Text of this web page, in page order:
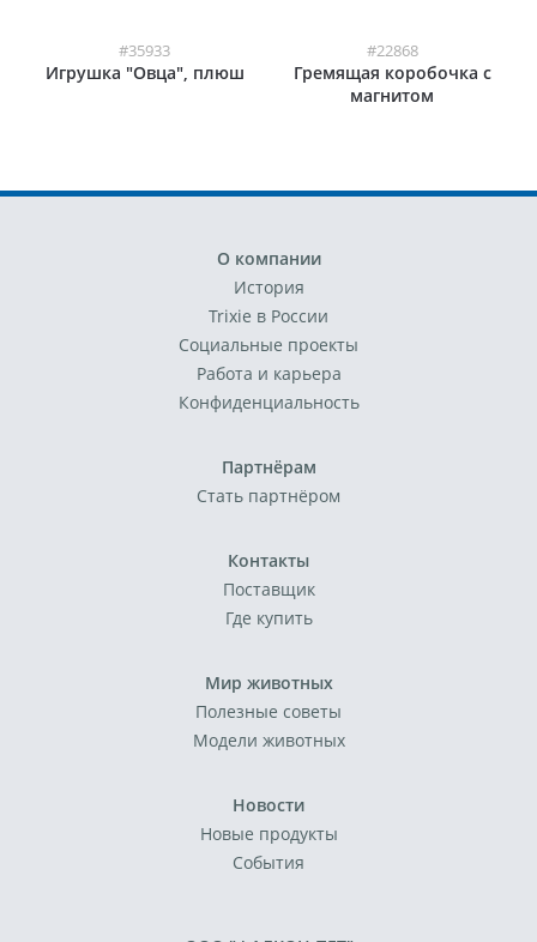
#35933
Игрушка "Овца", плюш
#22868
Гремящая коробочка с
магнитом
О компании
История
Trixie в России
Социальные проекты
Работа и карьера
Конфиденциальность
Партнёрам
Стать партнёром
Контакты
Поставщик
Где купить
Мир животных
Полезные советы
Модели животных
Новости
Новые продукты
События